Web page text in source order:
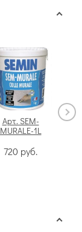
Арт. SEM-
MURALE-1L
720 руб.